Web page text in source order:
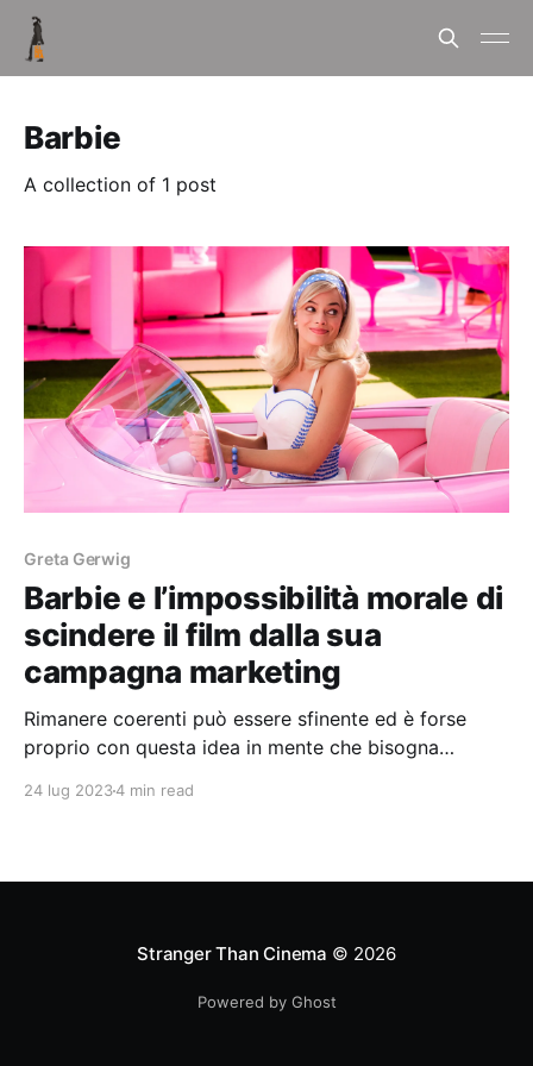
Barbie
A collection of 1 post
Greta Gerwig
Barbie e l’impossibilità morale di
scindere il film dalla sua
campagna marketing
Rimanere coerenti può essere sfinente ed è forse
proprio con questa idea in mente che bisogna
se stesso e si contraddice continuamente.
24 lug 20234 min read
Stranger Than Cinema © 2026
Powered by Ghost